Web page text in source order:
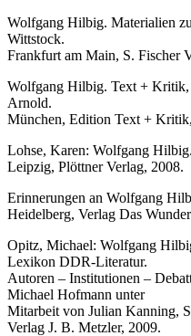
Wolfgang Hilbig. Materialien
Wittstock.
Frankfurt am Main, S. Fischer
Wolfgang Hilbig. Text +
Arnold.
München, Edition Text +
Lohse, Karen: Wolfgang
Leipzig, Plöttner Verlag, 2008.
Erinnerungen an Wolfgang
Heidelberg, Verlag Das
Opitz, Michael: Wolfgang
Lexikon DDR-Literatur.
Autoren – Institutionen –
Michael Hofmann unter
Mitarbeit von Julian Kanning,
Verlag J. B. Metzler, 2009.